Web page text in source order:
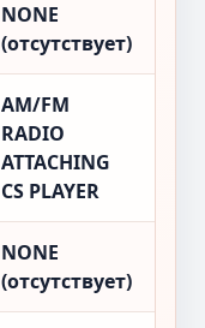
NONE
(отсутствует)
AM/FM
RADIO
ATTACHING
CS PLAYER
NONE
(отсутствует)